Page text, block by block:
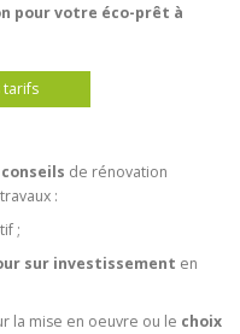
pour votre éco-prêt à
tarifs
de rénovation
:
;
sur investissement en
la mise en oeuvre ou le choix